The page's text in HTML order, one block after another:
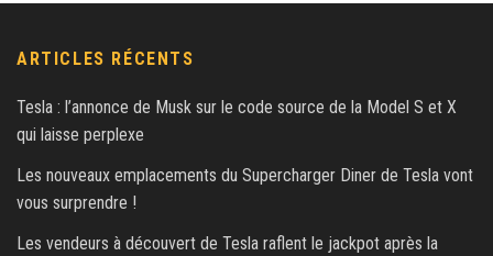
ARTICLES RÉCENTS
Tesla : l’annonce de Musk sur le code source de la Model S et X
qui laisse perplexe
Les nouveaux emplacements du Supercharger Diner de Tesla vont
vous surprendre !
Les vendeurs à découvert de Tesla raflent le jackpot après la